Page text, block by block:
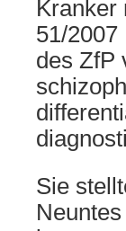
Kranker
51/2007
des ZfP
Sie